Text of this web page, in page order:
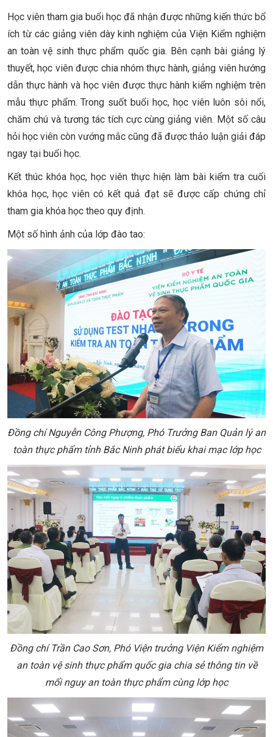
Học viên tham gia buổi học đã nhận được những kiến thức bổ
ích từ các giảng viên dày kinh nghiệm của Viện Kiểm nghiệm
an toàn vệ sinh thực phẩm quốc gia. Bên cạnh bài giảng lý
thuyết, học viên được chia nhóm thực hành, giảng viên hướng
dẫn thực hành và học viên được thực hành kiểm nghiệm trên
mẫu thực phẩm. Trong suốt buổi học, học viên luôn sôi nổi,
chăm chú và tương tác tích cực cùng giảng viên. Một số câu
hỏi học viên còn vướng mắc cũng đã được thảo luận giải đáp
ngay tại buổi học.
Kết thúc khóa học, học viên thực hiện làm bài kiểm tra cuối
khóa học, học viên có kết quả đạt sẽ được cấp chứng chỉ
tham gia khóa học theo quy định.
Một số hình ảnh của lớp đào tao:
Đồng chí Nguyễn Công Phượng, Phó Trưởng Ban Quản lý an
toàn thực phẩm tỉnh Bắc Ninh phát biểu khai mạc lớp học
Đồng chí Trần Cao Sơn, Phó Viện trưởng Viện Kiểm nghiệm
an toàn vệ sinh thực phẩm quốc gia chia sẻ thông tin về
mối nguy an toàn thực phẩm cùng lớp học